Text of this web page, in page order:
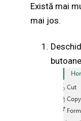
Există mai
mai jos.